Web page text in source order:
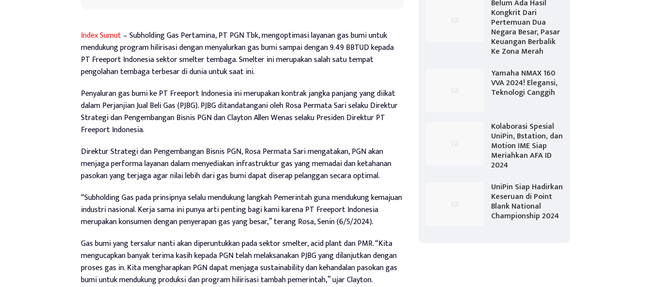
Index Sumut– Subholding Gas Pertamina, PT PGN Tbk, mengoptimasi layanan gas bumi untuk
mendukung program hilirisasi dengan menyalurkan gas bumi sampai dengan 9.49 BBTUD kepada
PT Freeport Indonesia sektor smelter tembaga. Smelter ini merupakan salah satu tempat
pengolahan tembaga terbesar di dunia untuk saat ini.
Penyaluran gas bumi ke PT Freeport Indonesia ini merupakan kontrak jangka panjang yang diikat
dalam Perjanjian Jual Beli Gas (PJBG). PJBG ditandatangani oleh Rosa Permata Sari selaku Direktur
Strategi dan Pengembangan Bisnis PGN dan Clayton Allen Wenas selaku Presiden Direktur PT
Freeport Indonesia.
Direktur Strategi dan Pengembangan Bisnis PGN, Rosa Permata Sari mengatakan, PGN akan
menjaga performa layanan dalam menyediakan infrastruktur gas yang memadai dan ketahanan
pasokan yang terjaga agar nilai lebih dari gas bumi dapat diserap pelanggan secara optimal.
“Subholding Gas pada prinsipnya selalu mendukung langkah Pemerintah guna mendukung kemajuan
industri nasional. Kerja sama ini punya arti penting bagi kami karena PT Freeport Indonesia
merupakan konsumen dengan penyerapan gas yang besar,” terang Rosa, Senin (6/5/2024).
Gas bumi yang tersalur nanti akan diperuntukkan pada sektor smelter, acid plant dan PMR. “Kita
mengucapkan banyak terima kasih kepada PGN telah melaksanakan PJBG yang dilanjutkan dengan
proses gas in. Kita mengharapkan PGN dapat menjaga sustainability dan kehandalan pasokan gas
bumi untuk mendukung produksi dan program hilirisasi tambah pemerintah,” ujar Clayton.
Belum Ada Hasil
Kongkrit Dari
Pertemuan Dua
Negara Besar, Pasar
Keuangan Berbalik
Ke Zona Merah
Yamaha NMAX 160
VVA 2024! Elegansi,
Teknologi Canggih
Kolaborasi Spesial
UniPin, Bstation, dan
Motion IME Siap
Meriahkan AFA ID
2024
UniPin Siap Hadirkan
Keseruan di Point
Blank National
Championship 2024